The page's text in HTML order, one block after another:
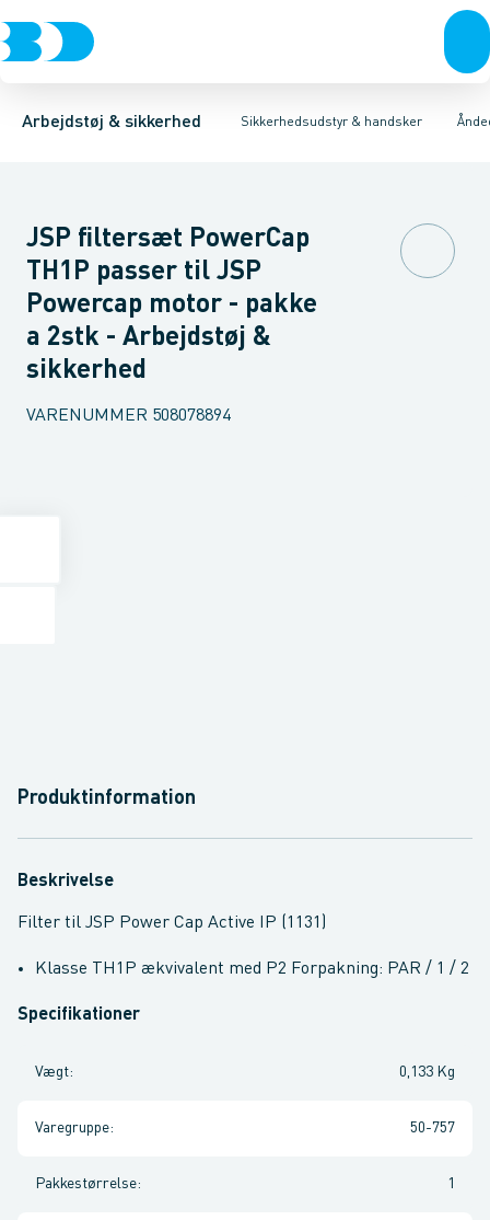
Arbejdstøj & sikkerhed Sikkerhedsudstyr & handsker
Trøjer & t-shirtsBukser Overtøj & huerUndertøj & sokker Sko
Hovedværn ØjenværnHøreværnÅndedrætsværnFørstehjælps
Engangsmasker med ventil HalvmaskerFiltre til halvmasker
JSP filtersæt PowerCap
TH1P passer til JSP
Powercap motor - pakke
a 2stk - Arbejdstøj &
sikkerhed
VARENUMMER 508078894
Produktinformation
Beskrivelse
Filter til JSP Power Cap Active IP (1131)
Klasse TH1P ækvivalent med P2 Forpakning: PAR / 1 / 2
Specifikationer
Vægt: 0,133 Kg
Varegruppe: 50-757
Pakkestørrelse: 1